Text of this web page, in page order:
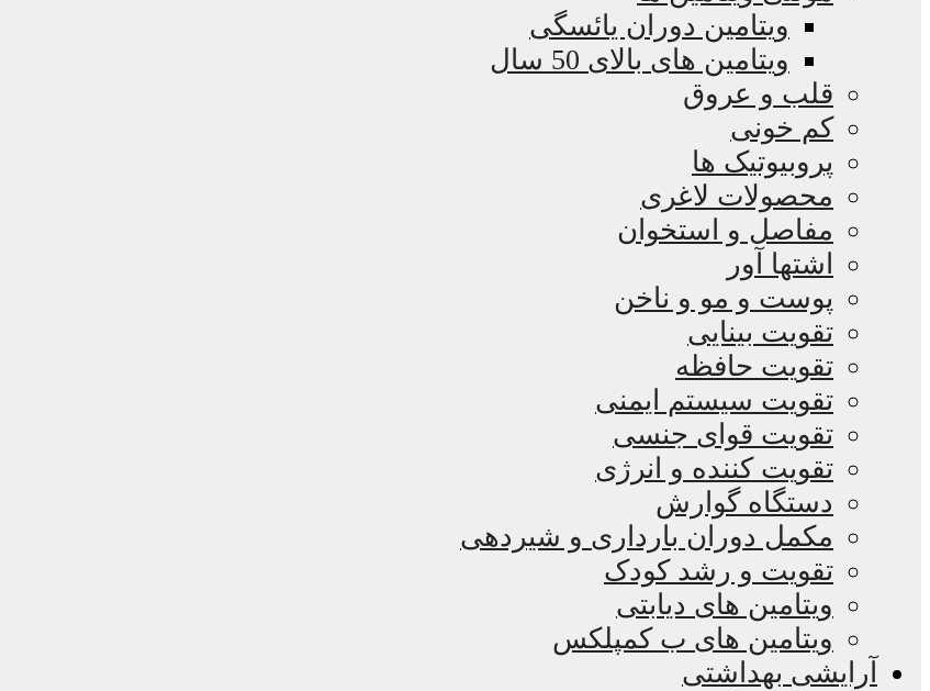
ویتامین دوران یائسگی
ویتامین های بالای 50 سال
قلب و عروق
کم خونی
پروبیوتیک ها
محصولات لاغری
مفاصل و استخوان
اشتها آور
پوست و مو و ناخن
تقویت بینایی
تقویت حافظه
تقویت سیستم ایمنی
تقویت قوای جنسی
تقویت کننده و انرژی
دستگاه گوارش
مکمل دوران بارداری و شیردهی
تقویت و رشد کودک
ویتامین های دیابتی
ویتامین های ب کمپلکس
آرایشی بهداشتی